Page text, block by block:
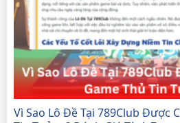
Vì Sao Lô Đề Tại 789Club Được